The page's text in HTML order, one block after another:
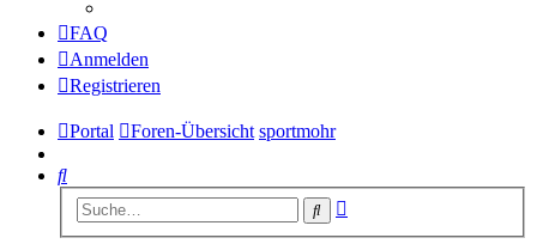
FAQ
Anmelden
Registrieren
Portal Foren-Übersicht sportmohr
Suche
Suche